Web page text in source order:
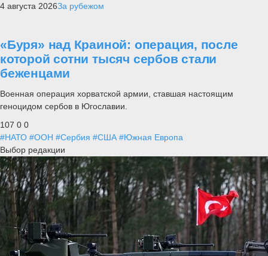
4 августа 2026За рубежом
«Буря» над Краиной: операция, после
которой сотни тысяч сербов стали
беженцами
Военная операция хорватской армии, ставшая настоящим
геноцидом сербов в Югославии.
107 0 0
#НАТО #ООН #Сербия #США #Южная Европа
Выбор редакции